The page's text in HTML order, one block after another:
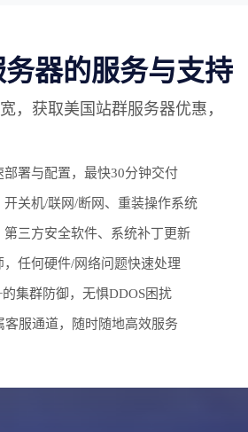
器的服务与支持
，获取美国站群服务器优惠，
署与配置，最快30分钟交付
关机/联网/断网、重装操作系统
第三方安全软件、系统补丁更新
任何硬件/网络问题快速处理
集群防御，无惧DDOS困扰
客服通道，随时随地高效服务